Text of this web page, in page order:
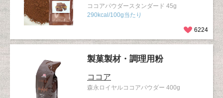
ココアパウダースタンダード 45g
290kcal/100g当たり
6224
製菓製材・調理用粉
ココア
森永ロイヤルココアパウダー 400g